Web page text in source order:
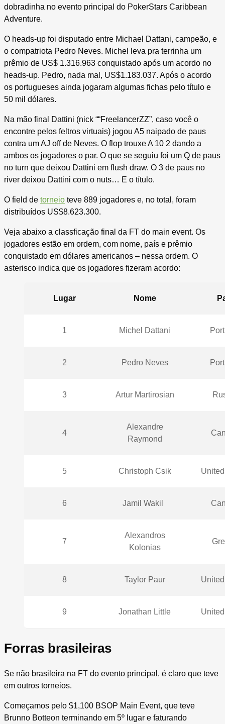
dobradinha no evento principal do PokerStars Caribbean
Adventure.
O heads-up foi disputado entre Michael Dattani, campeão, e
o compatriota Pedro Neves. Michel leva pra terrinha um
prêmio de US$ 1.316.963 conquistado após um acordo no
heads-up. Pedro, nada mal, US$1.183.037. Após o acordo
os portugueses ainda jogaram algumas fichas pelo título e
50 mil dólares.
Na mão final Dattini (nick ““FreelancerZZ”, caso você o
encontre pelos feltros virtuais) jogou A5 naipado de paus
contra um AJ off de Neves. O flop trouxe A 10 2 dando a
ambos os jogadores o par. O que se seguiu foi um Q de paus
no turn que deixou Dattini em flush draw. O 3 de paus no
river deixou Dattini com o nuts… E o título.
O field de torneio teve 889 jogadores e, no total, foram
distribuídos US$8.623.300.
Veja abaixo a classficação final da FT do main event. Os
jogadores estão em ordem, com nome, país e prêmio
conquistado em dólares americanos – nessa ordem. O
asterisco indica que os jogadores fizeram acordo:
Lugar Nome
1 Michel Dattani
2 Pedro Neves
3 Artur Martirosian
4
Alexandre
Raymond
5 Christoph Csik
6 Jamil Wakil
7
Alexandros
Kolonias
8 Taylor Paur
9 Jonathan Little
Forras brasileiras
Se não brasileira na FT do evento principal, é claro que teve
em outros torneios.
Começamos pelo $1,100 BSOP Main Event, que teve
Brunno Botteon terminando em 5º lugar e faturando